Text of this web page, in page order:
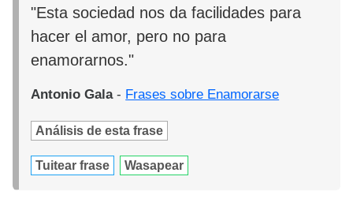
"Esta sociedad nos da facilidades para
hacer el amor, pero no para
enamorarnos."
Antonio Gala- Frases sobre Enamorarse
Análisis de esta frase
Tuitear frase Wasapear